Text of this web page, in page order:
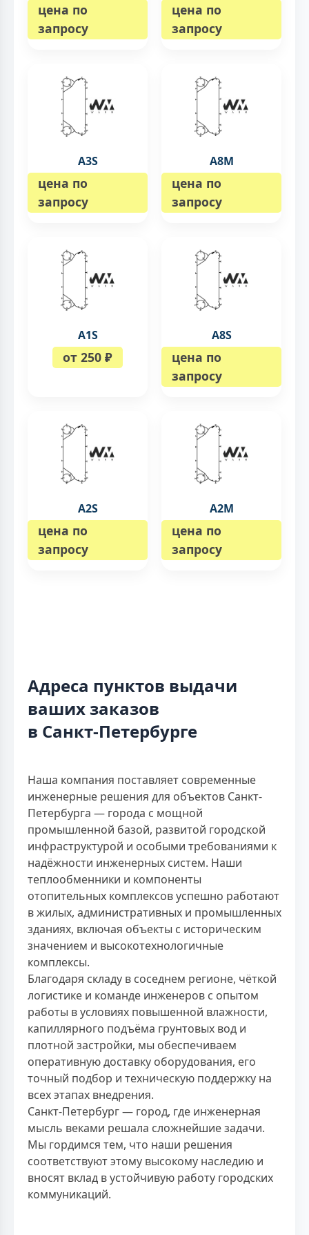
цена по
запросу
цена по
запросу
A3S
цена по
запросу
A8M
цена по
запросу
A1S
от 250 ₽
A8S
цена по
запросу
A2S
цена по
запросу
A2M
цена по
запросу
Адреса пунктов выдачи
ваших заказов
в Санкт-Петербурге
Наша компания поставляет современные
инженерные решения для объектов Санкт-
Петербурга — города с мощной
промышленной базой, развитой городской
инфраструктурой и особыми требованиями к
надёжности инженерных систем. Наши
теплообменники и компоненты
отопительных комплексов успешно работают
в жилых, административных и промышленных
зданиях, включая объекты с историческим
значением и высокотехнологичные
комплексы.
Благодаря складу в соседнем регионе, чёткой
логистике и команде инженеров с опытом
работы в условиях повышенной влажности,
капиллярного подъёма грунтовых вод и
плотной застройки, мы обеспечиваем
оперативную доставку оборудования, его
точный подбор и техническую поддержку на
всех этапах внедрения.
Санкт-Петербург — город, где инженерная
мысль веками решала сложнейшие задачи.
Мы гордимся тем, что наши решения
соответствуют этому высокому наследию и
вносят вклад в устойчивую работу городских
коммуникаций.